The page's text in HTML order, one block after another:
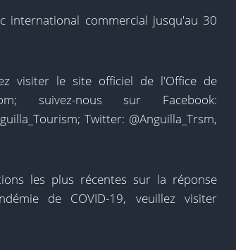
international commercial jusqu'au 30
visiter le site officiel de l'Office de
; suivez-nous sur Facebook:
Twitter: @Anguilla_Trsm,
les plus récentes sur la réponse
de COVID-19, veuillez visiter